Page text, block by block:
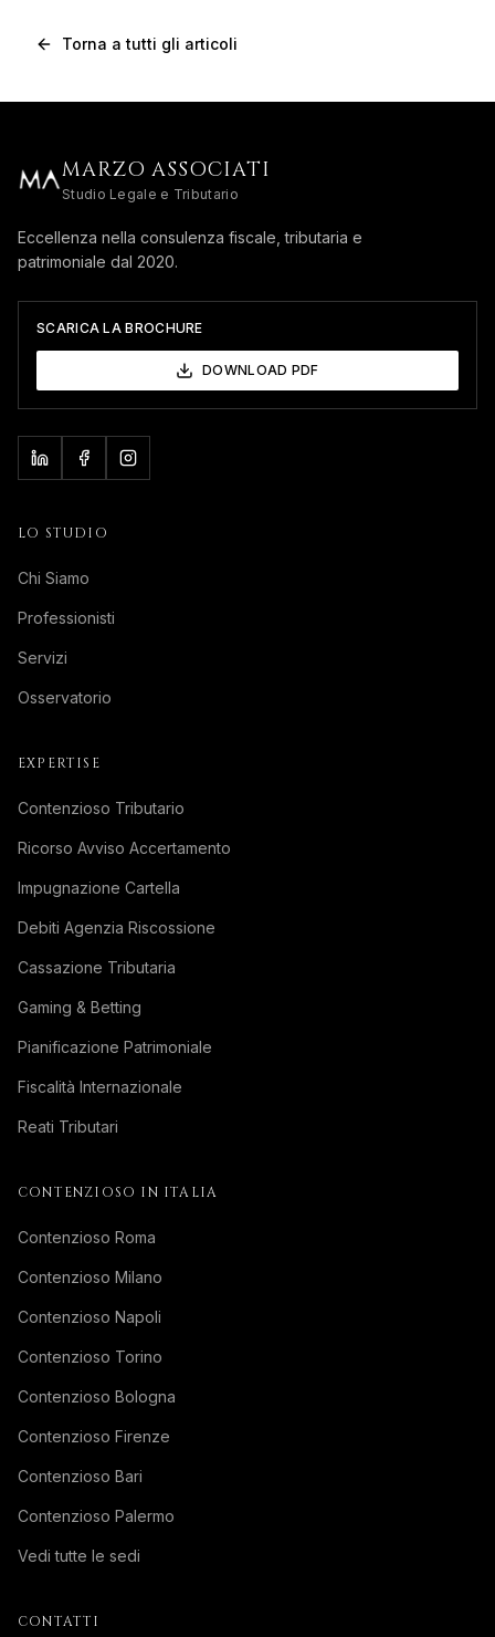
Torna a tutti gli articoli
MARZO ASSOCIATI
Studio Legale e Tributario
Eccellenza nella consulenza fiscale, tributaria e
patrimoniale dal 2020.
SCARICA LA BROCHURE
DOWNLOAD PDF
LO STUDIO
Chi Siamo
Professionisti
Servizi
Osservatorio
EXPERTISE
Contenzioso Tributario
Ricorso Avviso Accertamento
Impugnazione Cartella
Debiti Agenzia Riscossione
Cassazione Tributaria
Gaming & Betting
Pianificazione Patrimoniale
Fiscalità Internazionale
Reati Tributari
CONTENZIOSO IN ITALIA
Contenzioso Roma
Contenzioso Milano
Contenzioso Napoli
Contenzioso Torino
Contenzioso Bologna
Contenzioso Firenze
Contenzioso Bari
Contenzioso Palermo
Vedi tutte le sedi
CONTATTI